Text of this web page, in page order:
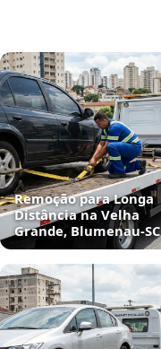
Remoção para Longa
Distância na Velha
Grande, Blumenau‑SC